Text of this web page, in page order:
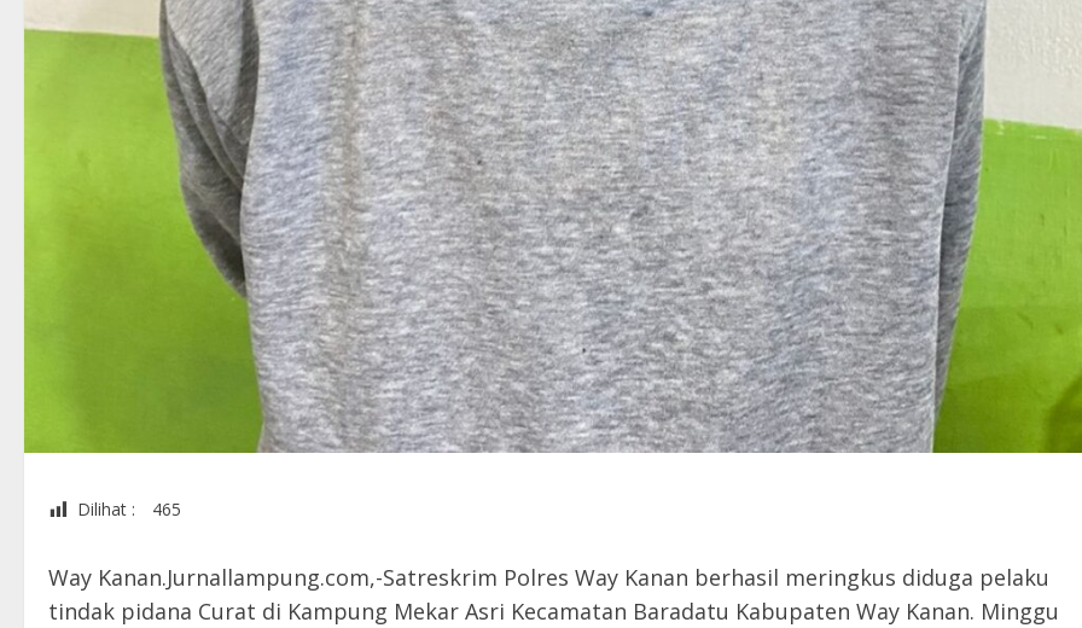
Dilihat : 465
Way Kanan.Jurnallampung.com,-Satreskrim Polres Way Kanan berhasil meringkus diduga pelaku
tindak pidana Curat di Kampung Mekar Asri Kecamatan Baradatu Kabupaten Way Kanan. Minggu